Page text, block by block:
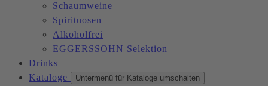
Schaumweine
Spirituosen
Alkoholfrei
EGGERSSOHN Selektion
Drinks
Kataloge
Untermenü für Kataloge umschalten